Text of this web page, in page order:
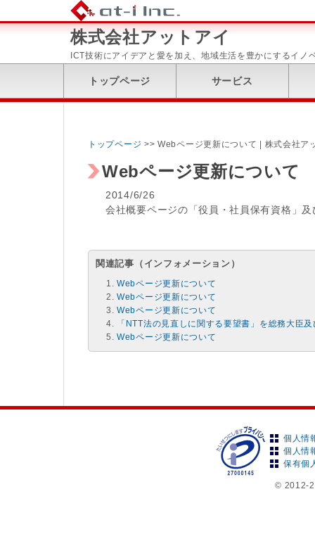
ICT技術にアイデアと愛を加え、地域生活を豊かにするイノ
株式会社アットアイ
トップページ サービス
トップページ >> Webページ更新について | 株式会社ア
Webページ更新について
2014/6/26
会社概要ページの「役員・社員保有資格」
関連記事（インフォメーション）
Webページ更新について
Webページ更新について
Webページ更新について
「NTT法の見直しに関する要望書」を総務大臣
Webページ更新について
個人情
個人情
保有個
© 2012-